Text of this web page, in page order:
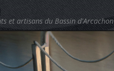
et artisans du Bassin d'Arcachon